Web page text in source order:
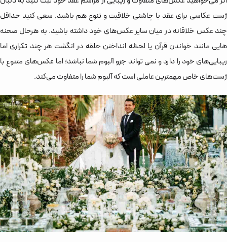
ژست عکاسی برای عقد با چاشنی خلاقیت و تنوع هم باشید. سعی کنید حداقل
چند عکس خلاقانه در میان سایر عکس‌های خود داشته باشید. به هرحال صحنه
هایی مانند خواندن قرآن یا لحظه انداختن حلقه در انگشت هر چند تکراری اما
زیبایی‌های خود را دارد و نمی تواند جزو آلبوم شما نباشد؛ اما عکس‌های متنوع با
ژست‌های خاص مهمترین عاملی است که آلبوم شما را متفاوت می‌کند.